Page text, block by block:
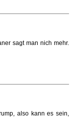
sagt man nich mehr.
also kann es sein,